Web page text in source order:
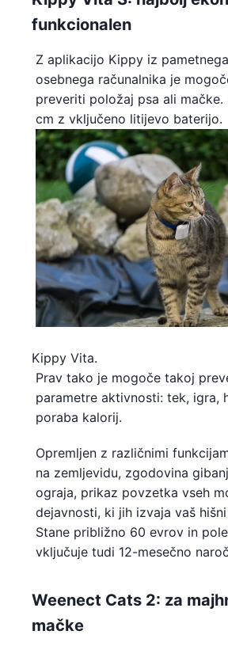
funkcionalen
Z aplikacijo Kippy iz
osebnega računalnika je
preveriti položaj psa ali
cm z vključeno litijevo baterijo.
Kippy Vita.
Prav tako je mogoče takoj
parametre aktivnosti: tek, igra,
poraba kalorij.
Opremljen z različnimi
na zemljevidu, zgodovina
ograja, prikaz povzetka vseh
dejavnosti, ki jih izvaja vaš
Stane približno 60 evrov in
vključuje tudi 12-mesečno
Weenect Cats 2: za
mačke